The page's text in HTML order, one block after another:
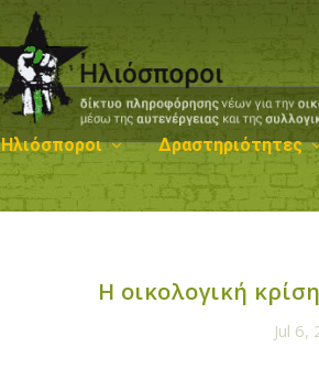
Ηλιόσποροι Δραστηριότητες
Η οικολογική
Jul 6,